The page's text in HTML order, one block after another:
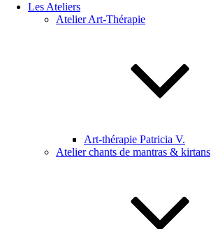
Les Ateliers
Atelier Art-Thérapie
Art-thérapie Patricia V.
Atelier chants de mantras & kirtans